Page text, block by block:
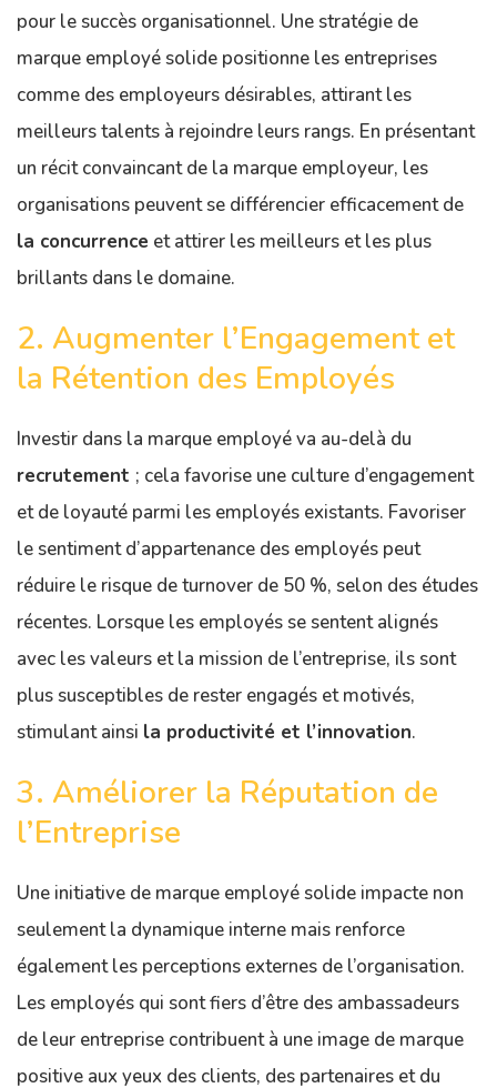
pour le succès organisationnel. Une stratégie de
marque employé solide positionne les entreprises
comme des employeurs désirables, attirant les
meilleurs talents à rejoindre leurs rangs. En présentant
un récit convaincant de la marque employeur, les
organisations peuvent se différencier efficacement de
la concurrence et attirer les meilleurs et les plus
brillants dans le domaine.
2. Augmenter l’Engagement et
la Rétention des Employés
Investir dans la marque employé va au-delà du
recrutement ; cela favorise une culture d’engagement
et de loyauté parmi les employés existants. Favoriser
le sentiment d’appartenance des employés peut
réduire le risque de turnover de 50 %, selon des études
récentes. Lorsque les employés se sentent alignés
avec les valeurs et la mission de l’entreprise, ils sont
plus susceptibles de rester engagés et motivés,
stimulant ainsi la productivité et l’innovation.
3. Améliorer la Réputation de
l’Entreprise
Une initiative de marque employé solide impacte non
seulement la dynamique interne mais renforce
également les perceptions externes de l’organisation.
Les employés qui sont fiers d’être des ambassadeurs
de leur entreprise contribuent à une image de marque
positive aux yeux des clients, des partenaires et du